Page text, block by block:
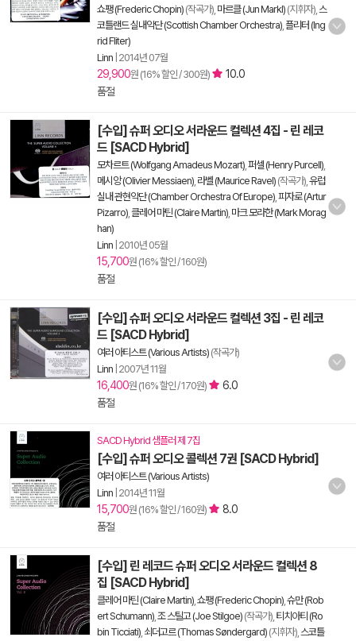
쇼팽 (Frederic Chopin) (작곡가), 마르클 (Jun Markl) (지휘자), 스
코틀랜드 실내악단 (Scottish Chamber Orchestra) 플리터 (Ing
rid Fliter)
Linn 2014년 07월
29,900원 (16% 할인 / 300원)
10.0
품절
[수입] 슈퍼 오디오 서라운드 컬렉션 4집 - 린 레코
드 [SACD Hybrid]
모차르트 (Wolfgang Amadeus Mozart) 퍼셀 (Henry Purcell)
메시앙 (Olivier Messiaen) 라벨 (Maurice Ravel) (작곡가), 유럽
실내 관현악단 (Chamber Orchestra Of Europe) 피자로 (Artur
Pizarro) 클레어 마틴 (Claire Martin) 마크 모라한 (Mark Morag
han)
Linn 2010년 05월
15,700원 (16% 할인 / 160원)
품절
[수입] 슈퍼 오디오 서라운드 컬렉션 3집 - 린 레코
드 [SACD Hybrid]
여러 아티스트 (Various Artists) (작곡가)
Linn 2007년 11월
16,400원 (16% 할인 / 170원)
6.0
품절
SACD Hybrid 샘플러 제 7집
[수입] 슈퍼 오디오 콜렉션 7권 [SACD Hybrid]
여러 아티스트 (Various Artists)
Linn 2014년 11월
15,700원 (16% 할인 / 160원)
8.0
품절
[수입] 린 레코드 슈퍼 오디오 서라운드 컬렉션 8
집 [SACD Hybrid]
클레어 마틴 (Claire Martin) 쇼팽 (Frederic Chopin) 슈만 (Rob
ert Schumann) 조 스틸고 (Joe Stilgoe) (작곡가), 티치아티 (Ro
bin Ticciati) 쇠더고르 (Thomas Søndergard) (지휘자), 스코틀